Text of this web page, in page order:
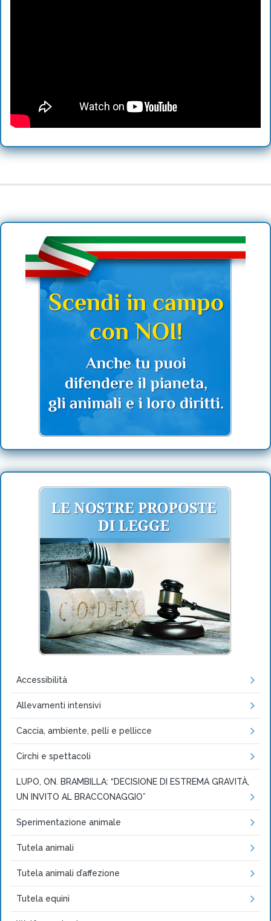
Accessibilità
Allevamenti intensivi
Caccia, ambiente, pelli e pellicce
Circhi e spettacoli
LUPO, ON. BRAMBILLA: “DECISIONE DI ESTREMA GRAVITÀ,
UN INVITO AL BRACCONAGGIO”
Sperimentazione animale
Tutela animali
Tutela animali d’affezione
Tutela equini